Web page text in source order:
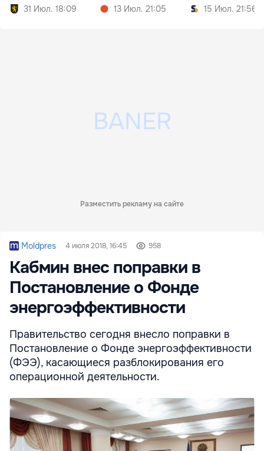
31 Июл. 18:09
13 Июл. 21:05
15 Июл. 21:56
Разместить рекламу на сайте
Moldpres 4 июля 2018, 16:45 958
Кабмин внес поправки в
Постановление о Фонде
энергоэффективности
Правительство сегодня внесло поправки в
Постановление о Фонде энергоэффективности
(ФЭЭ), касающиеся разблокирования его
операционной деятельности.